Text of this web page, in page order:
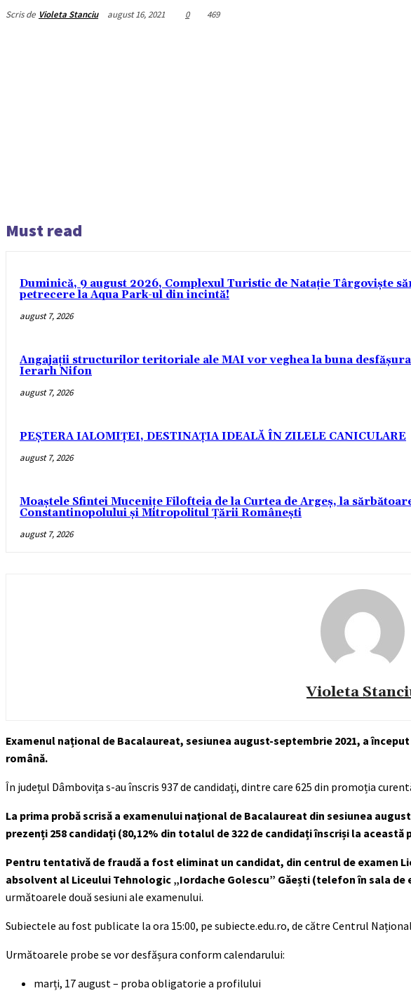
Scris de Violeta Stanciu august 16, 2021 0 469
Must read
Duminică, 9 august 2026, Complexul Turistic de Natație Târgoviște
petrecere la Aqua Park-ul din incintă!
august 7, 2026
Angajații structurilor teritoriale ale MAI vor veghea la buna
Ierarh Nifon
august 7, 2026
PEȘTERA IALOMIȚEI, DESTINAȚIA IDEALĂ ÎN ZILELE CANICULARE
august 7, 2026
Moaștele Sfintei Mucenițe Filofteia de la Curtea de Argeș, la
Constantinopolului și Mitropolitul Țării Românești
august 7, 2026
Violeta
Examenul național de Bacalaureat, sesiunea august-septembrie 2021, a
română.
În județul Dâmbovița s-au înscris 937 de candidați, dintre care 625 din promoția
La prima probă scrisă a examenului național de Bacalaureat din sesiunea
prezenți 258 candidați (80,12% din totalul de 322 de candidați înscriși la această
Pentru tentativă de fraudă a fost eliminat un candidat, din centrul de examen
absolvent al Liceului Tehnologic „Iordache Golescu” Găești (telefon în sala de
următoarele două sesiuni ale examenului.
Subiectele au fost publicate la ora 15:00, pe subiecte.edu.ro, de către Centrul
Următoarele probe se vor desfășura conform calendarului:
marți, 17 august – proba obligatorie a profilului